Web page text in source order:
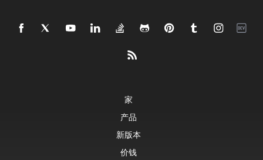
家
产品
新版本
价钱